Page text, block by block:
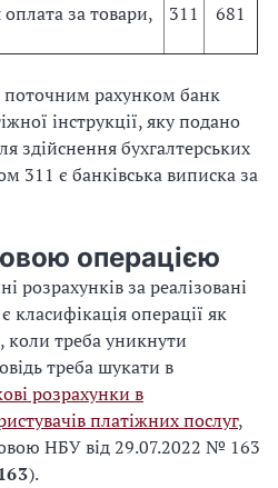
за товари,
311 681
поточним рахунком банк
інструкції, яку подано
здійснення бухгалтерських
311 є банківська виписка за
операцією
розрахунків за реалізовані
класифікація операції як
коли треба уникнути
треба шукати в
розрахунки в
платіжних послуг,
НБУ від 29.07.2022 № 163
).